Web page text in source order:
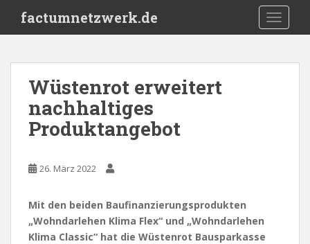
i
factumnetzwerk.de
Wüstenrot erweitert
nachhaltiges
Produktangebot
26. März 2022
Mit den beiden Baufinanzierungsprodukten
„Wohndarlehen Klima Flex“ und „Wohndarlehen
Klima Classic“ hat die Wüstenrot Bausparkasse